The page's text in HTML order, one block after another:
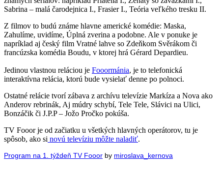
Sabrina – malá čarodejnica I., Frasier I., Teória veľkého tresku II.
Z filmov to budú známe hlavne americké komédie: Maska,
Zahulíme, uvidíme, Úplná zverina a podobne. Ale v ponuke je
napríklad aj český film Vratné lahve so Zdeňkom Svěrákom či
francúzska komédia Boudu, v ktorej hrá Gérard Depardieu.
Jedinou vlastnou reláciou je Fooormánia, je to telefonická
interaktívna relácia, ktorú bude vysielať denne po polnoci.
Ostatné relácie tvorí zábava z archívu televízie Markíza a Nova ako
Anderov rebrinák, Aj múdry schybí, Tele Tele, Slávici na Ulici,
Bonzáčik či J.P.P – Jožo Pročko pokúša.
TV Fooor je od začiatku u všetkých hlavných operátorov, tu je
spôsob, ako si novú televíziu môžte naladiť.
Program na 1. týždeň TV Fooor by miroslava_kernova